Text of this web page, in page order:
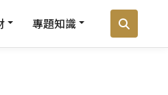
專題知識